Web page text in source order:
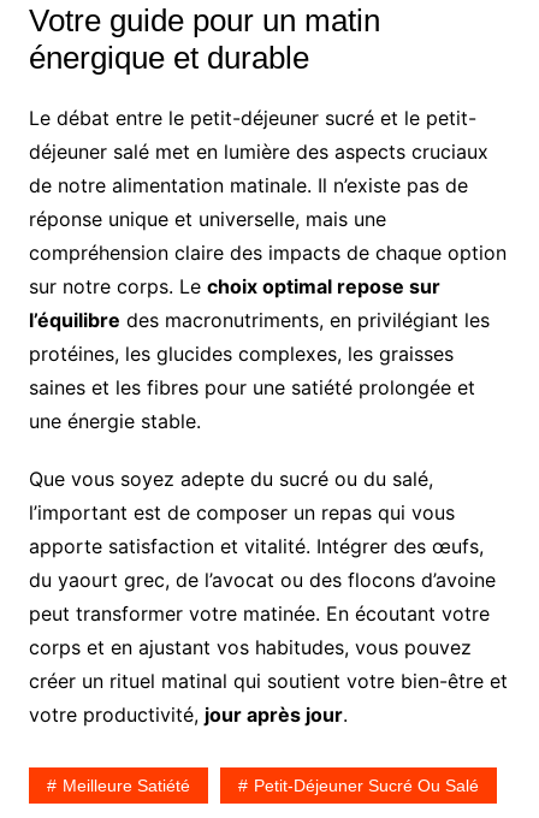
Votre guide pour un matin
énergique et durable
Le débat entre le petit-déjeuner sucré et le petit-
déjeuner salé met en lumière des aspects cruciaux
de notre alimentation matinale. Il n’existe pas de
réponse unique et universelle, mais une
compréhension claire des impacts de chaque option
sur notre corps. Le choix optimal repose sur
l’équilibre des macronutriments, en privilégiant les
protéines, les glucides complexes, les graisses
saines et les fibres pour une satiété prolongée et
une énergie stable.
Que vous soyez adepte du sucré ou du salé,
l’important est de composer un repas qui vous
apporte satisfaction et vitalité. Intégrer des œufs,
du yaourt grec, de l’avocat ou des flocons d’avoine
peut transformer votre matinée. En écoutant votre
corps et en ajustant vos habitudes, vous pouvez
créer un rituel matinal qui soutient votre bien-être et
votre productivité, jour après jour.
Meilleure Satiété Petit-Déjeuner Sucré Ou Salé